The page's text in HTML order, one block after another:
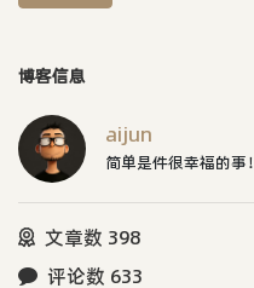
博客信息
aijun
简单是件很幸福的事！
文章数 398
评论数 633